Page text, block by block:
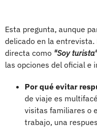
Esta pregunta, aunque
delicado en la
directa como "Soy
las opciones del oficial e
Por qué evitar
de viaje es
visitas familiares o
trabajo, una